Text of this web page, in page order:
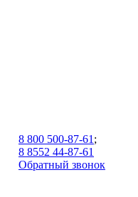
8 800 500-87-61 ;
8 8552 44-87-61
Обратный звонок